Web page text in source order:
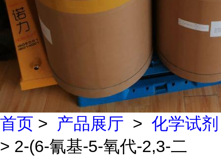
首页 > 产品展厅 > 化学试剂
> 2-(6-氰基-5-氧代-2,3-二